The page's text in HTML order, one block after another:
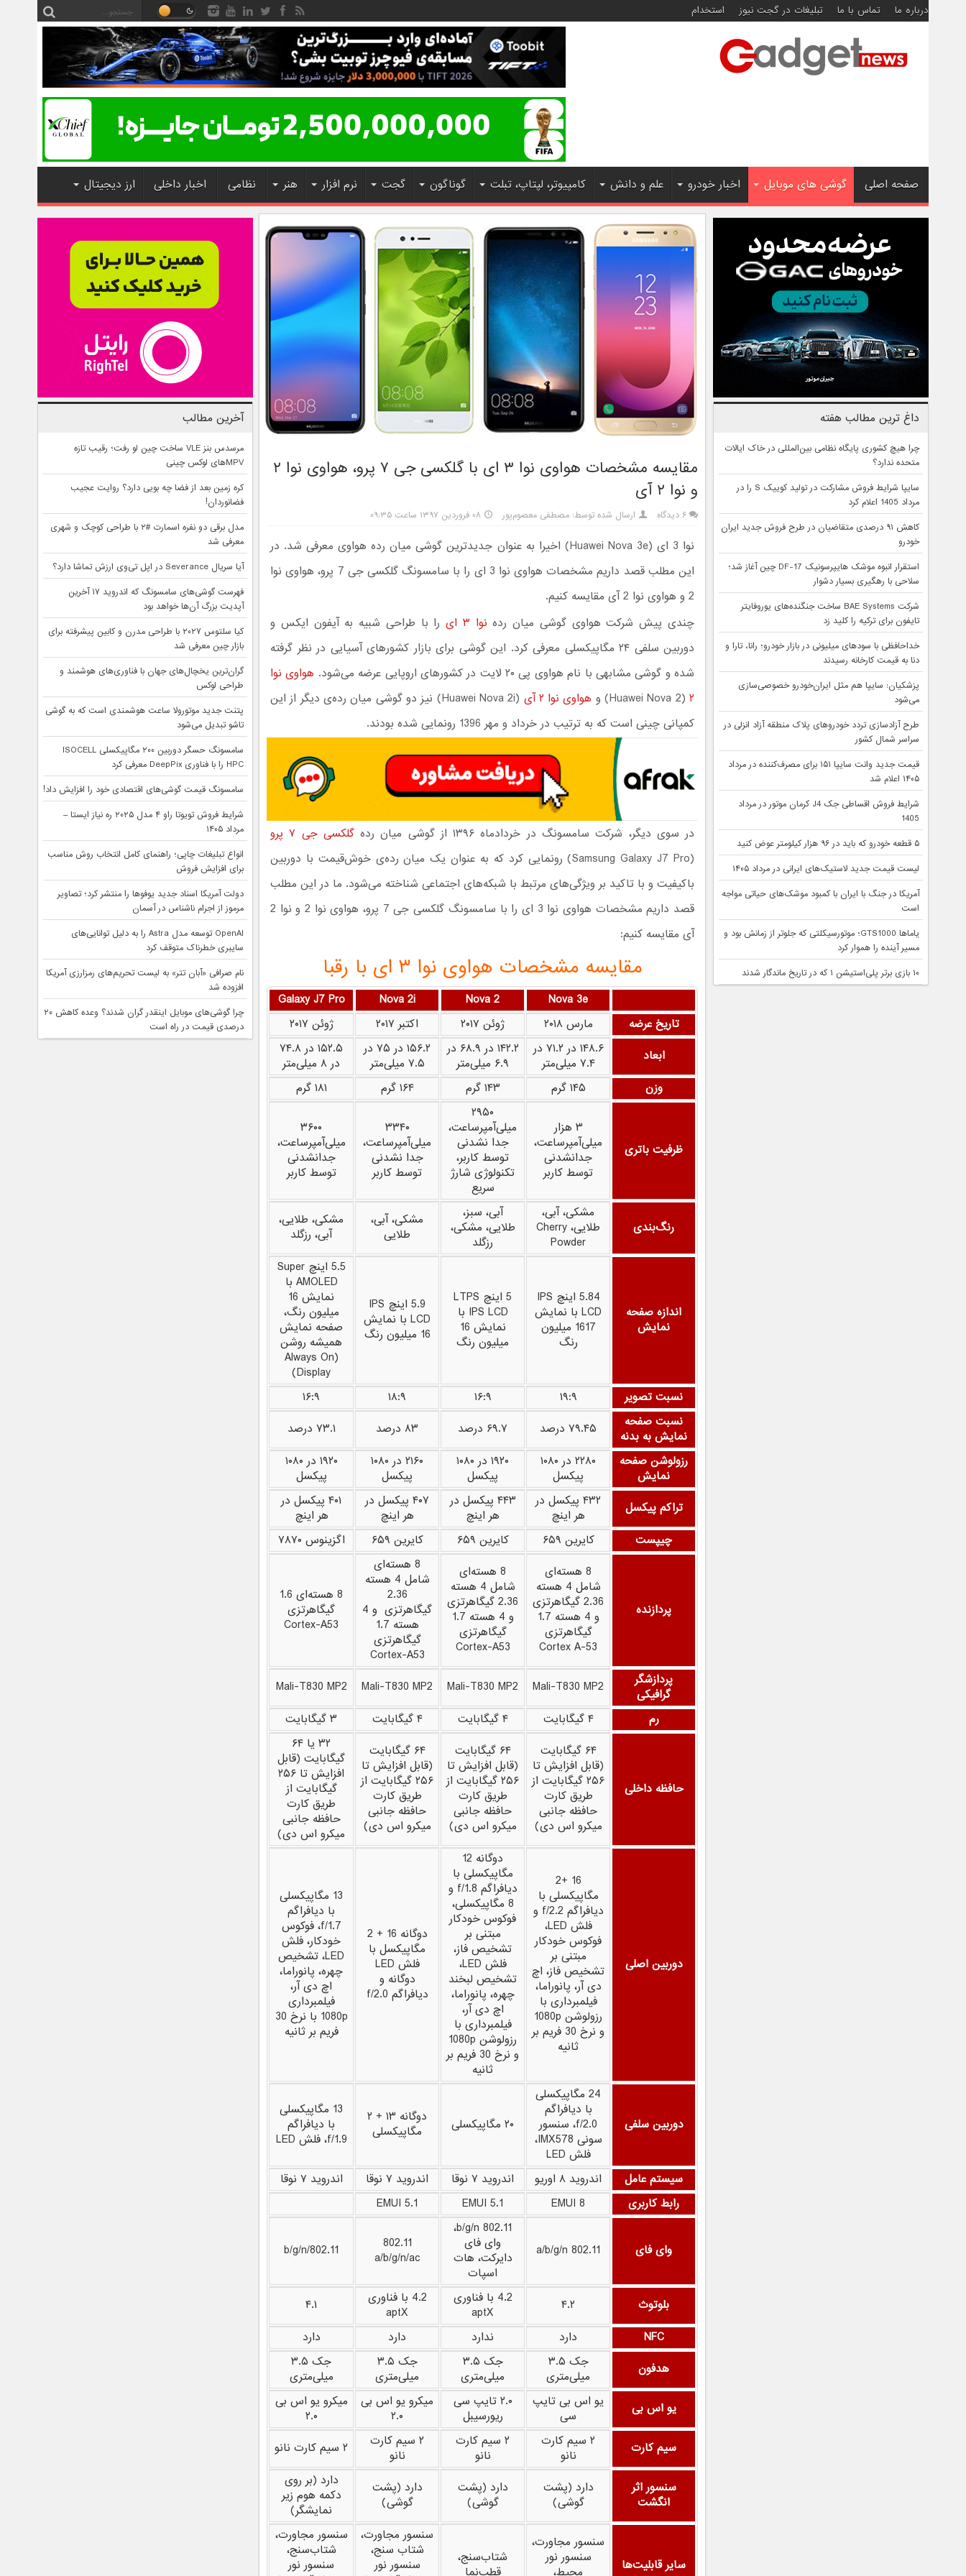
درباره ما تماس با ما تبلیغات در گجت نیوز استخدام
صفحه اصلی گوشی های موبایل اخبار خودرو علم و دانش کامپیوتر، لپتاپ، تبلت گوناگون گجت نرم افزار هنر نظامی اخبار داخلی ارز دیجیتال
مقایسه مشخصات هواوی نوا ۳ ای با گلکسی جی ۷ پرو، هواوی نوا ۲
و نوا ۲ آی
۶ دیدگاه ارسال شده توسط: مصطفی معصوم‌پور ۰۸ فروردین ۱۳۹۷ ساعت ۰۹:۳۵
نوا 3 ای (Huawei Nova 3e) اخیرا به عنوان جدیدترین گوشی میان رده هواوی معرفی شد. در
این مطلب قصد داریم مشخصات هواوی نوا 3 ای را با سامسونگ گلکسی جی 7 پرو، هواوی نوا
2 و هواوی نوا 2 آی مقایسه کنیم.
چندی پیش شرکت هواوی گوشی میان رده نوا ۳ ای
را با طراحی شبیه به آیفون ایکس و
دوربین سلفی ۲۴ مگاپیکسلی معرفی کرد. این گوشی برای بازار کشورهای آسیایی در نظر گرفته
شده و گوشی مشابهی با نام هواوی پی ۲۰ لایت در کشورهای اروپایی عرضه می‌شود.
هواوی نوا
۲(Huawei Nova 2) و هواوی نوا ۲ آی
(Huawei Nova 2i) نیز دو گوشی میان رده‌ی دیگر از این
کمپانی چینی است که به ترتیب در خرداد و مهر 1396 رونمایی شده بودند.
در سوی دیگر، شرکت سامسونگ در خردادماه ۱۳۹۶ از گوشی میان رده
گلکسی جی ۷ پرو
(Samsung Galaxy J7 Pro) رونمایی کرد که به عنوان یک میان رده‌ی خوش‌قیمت با دوربین
باکیفیت و با تاکید بر ویژگی‌های مرتبط با شبکه‌های اجتماعی شناخته می‌شود. ما در این مطلب
قصد داریم مشخصات هواوی نوا 3 ای را با سامسونگ گلکسی جی 7 پرو، هواوی نوا 2 و نوا 2
آی مقایسه کنیم:
مقایسه مشخصات هواوی نوا ۳ ای با رقبا
Nova 3e
Nova 2
Nova 2i
Galaxy J7 Pro
تاریخ عرضه
مارس ۲۰۱۸ ژوئن ۲۰۱۷ اکتبر ۲۰۱۷
ژوئن ۲۰۱۷
ابعاد
۱۴۸.۶ در ۷۱.۲ در
۷.۴ میلی‌متر
۱۴۲.۲ در ۶۸.۹ در
۶.۹ میلی‌متر
۱۵۶.۲ در ۷۵ در
۷.۵ میلی‌متر
۱۵۲.۵ در ۷۴.۸
در ۸ میلی‌متر
وزن
۱۴۵ گرم ۱۴۳ گرم ۱۶۴ گرم ۱۸۱ گرم
ظرفیت باتری
۳ هزار
میلی‌آمپرساعت،
جدانشدنی
توسط کاربر
۲۹۵۰
میلی‌آمپرساعت،
جدا نشدنی
توسط کاربر،
تکنولوژی شارژ
سریع
۳۳۴۰
میلی‌آمپرساعت،
جدا نشدنی
توسط کاربر
۳۶۰۰
میلی‌آمپرساعت،
جدانشدنی
توسط کاربر
رنگ‌بندی
مشکی، آبی،
طلایی، Cherry
Powder
آبی، سبز،
طلایی، مشکی،
رزگلد
مشکی، آبی،
طلایی
مشکی، طلایی،
آبی، رزگلد
اندازه صفحه
نمایش
5.84 اینچ IPS
LCD با نمایش
1617 میلیون
رنگ
5 اینچ LTPS
IPS LCD با
نمایش 16
میلیون رنگ
5.9 اینچ IPS
LCD با نمایش
16 میلیون رنگ
5.5 اینچ Super
AMOLED با
نمایش 16
میلیون رنگ،
صفحه نمایش
همیشه روشن
(Always On
Display)
نسبت تصویر
۱۹:۹ ۱۶:۹ ۱۸:۹
۱۶:۹
نسبت صفحه
نمایش به بدنه
۷۹.۴۵ درصد ۶۹.۷ درصد ۸۳ درصد
۷۳.۱ درصد
رزولوشن صفحه
نمایش
۲۲۸۰ در ۱۰۸۰
پیکسل
۱۹۲۰ در ۱۰۸۰
پیکسل
۲۱۶۰ در ۱۰۸۰
پیکسل
۱۹۲۰ در ۱۰۸۰
پیکسل
تراکم پیکسل
۴۳۲ پیکسل در
هر اینچ
۴۴۳ پیکسل در
هر اینچ
۴۰۷ پیکسل در
هر اینچ
۴۰۱ پیکسل در
هر اینچ
چیپست
کایرین ۶۵۹ کایرین ۶۵۹ کایرین ۶۵۹ اگزینوس ۷۸۷۰
پردازنده
8 هسته‌ای
شامل 4 هسته
2.36 گیگاهرتزی
و 4 هسته 1.7
گیگاهرتزی
Cortex A-53
8 هسته‌‌ای
شامل 4 هسته
2.36 گیگاهرتزی
و 4 هسته 1.7
گیگاهرتزی
Cortex-A53
8 هسته‌ای
شامل 4 هسته
2.36
گیگاهرتزی و 4
هسته 1.7
گیگاهرتزی
Cortex-A53
8 هسته‌ای 1.6
گیگاهرتزی
Cortex-A53
پردازشگر
گرافیکی
Mali-T830 MP2
Mali-T830 MP2
Mali-T830 MP2
Mali-T830 MP2
رم
۴ گیگابایت ۴ گیگابایت ۴ گیگابایت ۳ گیگابایت
حافظه داخلی
۶۴ گیگابایت
(قابل افزایش تا
۲۵۶ گیگابایت از
طریق کارت
حافظه جانبی
میکرو اس دی)
۶۴ گیگابایت
(قابل افزایش تا
۲۵۶ گیگابایت از
طریق کارت
حافظه جانبی
میکرو اس دی)
۶۴ گیگابایت
(قابل افزایش تا
۲۵۶ گیگابایت از
طریق کارت
حافظه جانبی
میکرو اس دی)
۳۲ یا ۶۴
گیگابایت (قابل
افزایش تا ۲۵۶
گیگابایت از
طریق کارت
حافظه جانبی
میکرو اس دی)
دوربین اصلی
16 +2
مگاپیکسلی با
دیافراگم f/2.2 و
فلش LED،
فوکوس خودکار
مبتنی بر
تشخیص فاز، اچ
دی آر، پانوراما،
فیلمبرداری با
رزولوشن 1080p
و نرخ 30 فریم بر
ثانیه
دوگانه 12
مگاپیکسلی با
دیافراگم f/1.8 و
8 مگاپیکسلی،
فوکوس خودکار
مبتنی بر
تشخیص فاز،
فلش LED،
تشخیص لبخند
چهره، پانوراما،
اچ دی آر،
فیلمبرداری با
رزولوشن 1080p
و نرخ 30 فریم بر
ثانیه
دوگانه 16 + 2
مگاپیکسل با
فلش LED
دوگانه و
دیافراگم f/2.0
13 مگاپیکسلی
با دیافراگم
f/1.7، فوکوس
خودکار، فلش
LED، تشخیص
چهره، پانوراما،
اچ دی آر،
فیلمبرداری
1080p با نرخ 30
فریم بر ثانیه
دوربین سلفی
24 مگاپیکسلی
با دیافراگم
f/2.0، سنسور
سونی IMX578،
فلش LED
۲۰ مگاپیکسلی
دوگانه ۱۳ + ۲
مگاپیکسلی
13 مگاپیکسلی
با دیافراگم
f/1.9، فلش LED
سیستم عامل اندروید ۸ اوریو اندروید ۷ نوقا اندروید ۷ نوقا
اندروید ۷ نوقا
رابط کاربری
EMUI 8
EMUI 5.1
EMUI 5.1
وای فای 802.11 a/b/g/n
802.11 b/g/n،
وای فای
دایرکت، هات
اسپات
802.11
a/b/g/n/ac
802.11/b/g/n
بلوتوث ۴.۲
4.2 با فناوری
aptX
4.2 با فناوری
aptX
۴.۱
NFC
دارد ندارد دارد
دارد
هدفون
جک ۳.۵
میلی‌متری
جک ۳.۵
میلی‌متری
جک ۳.۵
میلی‌متری
جک ۳.۵
میلی‌متری
یو اس بی
یو اس بی تایپ
سی
۲.۰ تایپ سی
ریورسیبل
میکرو یو اس بی
۲.۰
میکرو یو اس بی
۲.۰
سیم کارت
۲ سیم کارت
نانو
۲ سیم کارت
نانو
۲ سیم کارت
نانو
۲ سیم کارت نانو
سنسور اثر
انگشت
دارد (پشت
گوشی)
دارد (پشت
گوشی)
دارد (پشت
گوشی)
دارد (بر روی
دکمه هوم زیر
نمایشگر)
سایر قابلیت‌ها
سنسور مجاورت،
سنسور نور
شتاب‌سنج،
سنسور مجاورت،
شتاب سنج،
سنسور نور
سنسور مجاورت،
شتاب‌سنج،
سنسور نور
داغ ترین مطالب هفته
چرا هیچ کشوری پایگاه نظامی بین‌المللی در خاک ایالات
متحده ندارد؟
سایپا شرایط فروش مشارکت در تولید کوییک S را در
مرداد 1405 اعلام کرد
کاهش ۹۱ درصدی متقاضیان در طرح فروش جدید ایران
خودرو
استقرار انبوه موشک هایپرسونیک DF-17 چین آغاز شد؛
سلاحی با رهگیری بسیار دشوار
شرکت BAE Systems ساخت جنگنده‌های یوروفایتر
تایفون برای ترکیه را کلید زد
خداحافظی با سودهای میلیونی در بازار خودرو؛ رانا، تارا و
دنا به قیمت کارخانه رسیدند
پزشکیان: سایپا هم مثل ایران‌خودرو خصوصی‌سازی
می‌شود
طرح آزادسازی تردد خودروهای پلاک منطقه آزاد انزلی در
سراسر شمال کشور
قیمت جدید وانت سایپا ۱۵۱ برای مصرف‌کننده در مرداد
۱۴۰۵ اعلام شد
شرایط فروش اقساطی جک J4 کرمان موتور در مرداد
1405
۵ قطعه خودرو که باید در ۹۶ هزار کیلومتر عوض کنید
لیست قیمت جدید لاستیک‌های ایرانی در مرداد ۱۴۰۵
آمریکا در جنگ با ایران با کمبود موشک‌های حیاتی مواجه
است
یاماها GTS1000؛ موتورسیکلتی که جلوتر از زمانش بود و
مسیر آینده را هموار کرد
۱۰ بازی برتر پلی‌استیشن ۱ که در تاریخ ماندگار شدند
آخرین مطالب
مرسدس بنز VLE ساخت چین لو رفت؛ رقیب تازه
MPVهای لوکس چینی
کره زمین بعد از فضا چه بویی دارد؟ روایت عجیب
فضانوردان!
مدل برقی دو نفره اسمارت #۲ با طراحی کوچک و شهری
معرفی شد
آیا سریال Severance در اپل تی‌وی ارزش تماشا دارد؟
فهرست گوشی‌های سامسونگ که اندروید ۱۷ آخرین
آپدیت بزرگ آن‌ها خواهد بود
کیا سلتوس ۲۰۲۷ با طراحی مدرن و کابین پیشرفته برای
بازار چین معرفی شد
گران‌ترین یخچال‌های جهان با فناوری‌های هوشمند و
طراحی لوکس
پتنت جدید موتورولا ساعت هوشمندی است که به گوشی
تاشو تبدیل می‌شود
سامسونگ حسگر دوربین ۲۰۰ مگاپیکسلی ISOCELL
HPC را با فناوری DeepPix معرفی کرد
سامسونگ قیمت گوشی‌های اقتصادی خود را افزایش داد!
شرایط فروش تویوتا راو ۴ مدل ۲۰۲۵ ره نیاز ایستا –
مرداد ۱۴۰۵
انواع تبلیغات چاپی؛ راهنمای کامل انتخاب روش مناسب
برای افزایش فروش
دولت آمریکا اسناد جدید یوفوها را منتشر کرد؛ تصاویر
مرموز از اجرام ناشناس در آسمان
OpenAI توسعه مدل Astra را به دلیل توانایی‌های
سایبری خطرناک متوقف کرد
نام صرافی «آبان‌ تتر» به لیست تحریم‌های رمزارزی آمریکا
افزوده شد
چرا گوشی‌های موبایل اینقدر گران شدند؟ وعده کاهش ۲۰
درصدی قیمت در راه است